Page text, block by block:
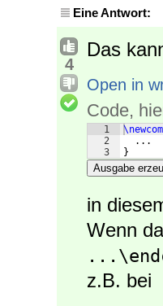
Eine Antwort:
4
Das
Open in
Code,
1
2
3
  ...
}
Ausgabe
in
Wenn
z.B. bei